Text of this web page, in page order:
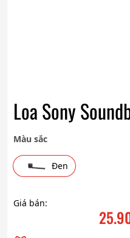
Loa Sony
Màu sắc
Đen
Giá bán: